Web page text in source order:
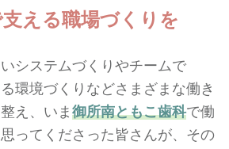
える職場づくりを
システムづくりやチームで
環境づくりなどさまざまな働き
え、いま 御所南ともこ歯科で働
ってくださった皆さんが、その